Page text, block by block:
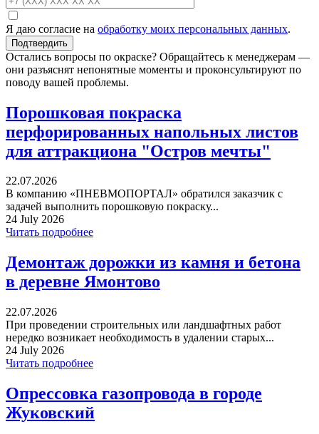
Я даю согласие на обработку моих персональных данных.
Остались вопросы по окраске? Обращайтесь к менеджерам —
они разъяснят непонятные моменты и проконсультируют по
поводу вашей проблемы.
Порошковая покраска
перфорированных напольных листов
для аттракциона "Остров мечты"
22.07.2026
В компанию «ПНЕВМОПОРТАЛ» обратился заказчик с
задачей выполнить порошковую покраску...
24 July 2026
Читать подробнее
Демонтаж дорожки из камня и бетона
в деревне Ямонтово
22.07.2026
При проведении строительных или ландшафтных работ
нередко возникает необходимость в удалении старых...
24 July 2026
Читать подробнее
Опрессовка газопровода в городе
Жуковский